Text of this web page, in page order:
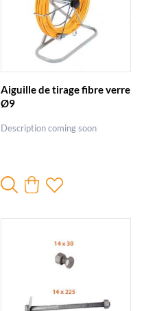
Aiguille de tirage fibre verre
Ø9
Description coming soon